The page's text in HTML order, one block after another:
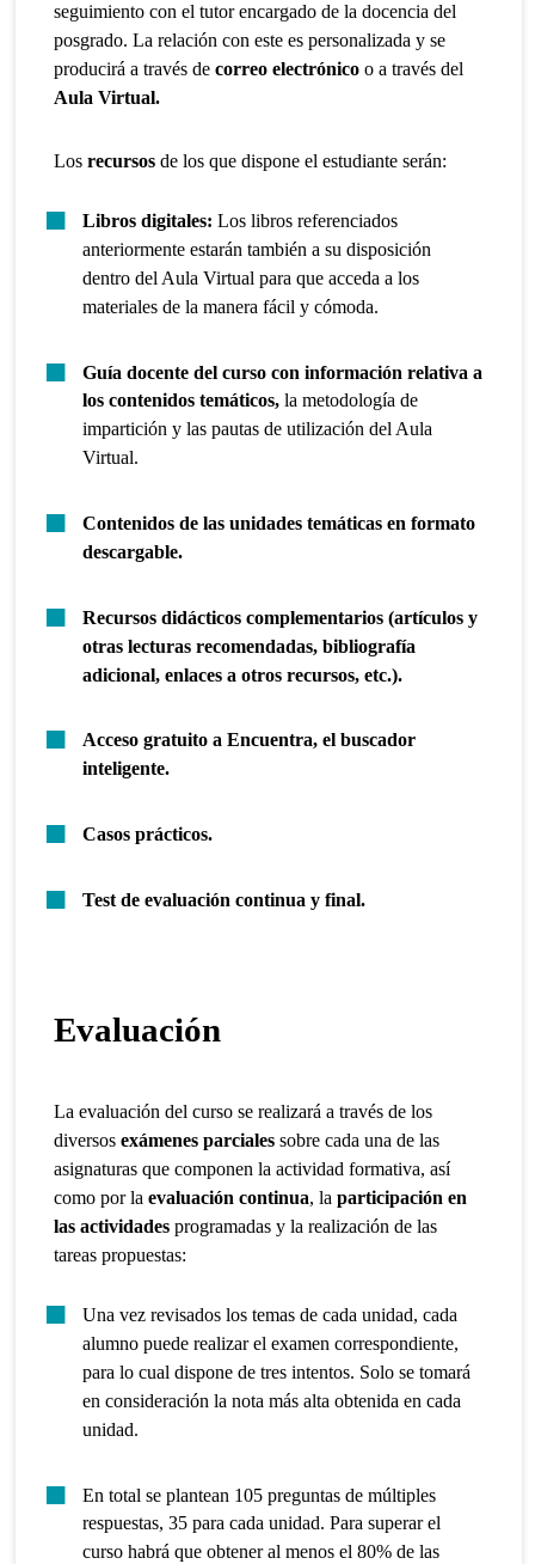
seguimiento con el tutor encargado de la docencia del
posgrado. La relación con este es personalizada y se
producirá a través decorreo electrónico o a través del
Aula Virtual.
Losrecursos de los que dispone el estudiante serán:
Libros digitales:Los libros referenciados
anteriormente estarán también a su disposición
dentro del Aula Virtual para que acceda a los
materiales de la manera fácil y cómoda.
Guía docente del curso con información relativa a
los contenidos temáticos, la metodología de
impartición y las pautas de utilización del Aula
Virtual.
Contenidos de las unidades temáticas en formato
descargable.
Recursos didácticos complementarios (artículos y
otras lecturas recomendadas, bibliografía
adicional, enlaces a otros recursos, etc.).
Acceso gratuito a Encuentra, el buscador
inteligente.
Casos prácticos.
Test de evaluación continua y final.
Evaluación
La evaluación del curso se realizará a través de los
diversosexámenes parciales sobre cada una de las
asignaturas que componen la actividad formativa, así
como por laevaluación continua, laparticipación en
las actividades programadas y la realización de las
tareas propuestas:
Una vez revisados los temas de cada unidad, cada
alumno puede realizar el examen correspondiente,
para lo cual dispone de tres intentos. Solo se tomará
en consideración la nota más alta obtenida en cada
unidad.
En total se plantean 105 preguntas de múltiples
respuestas, 35 para cada unidad. Para superar el
curso habrá que obtener al menos el 80% de las